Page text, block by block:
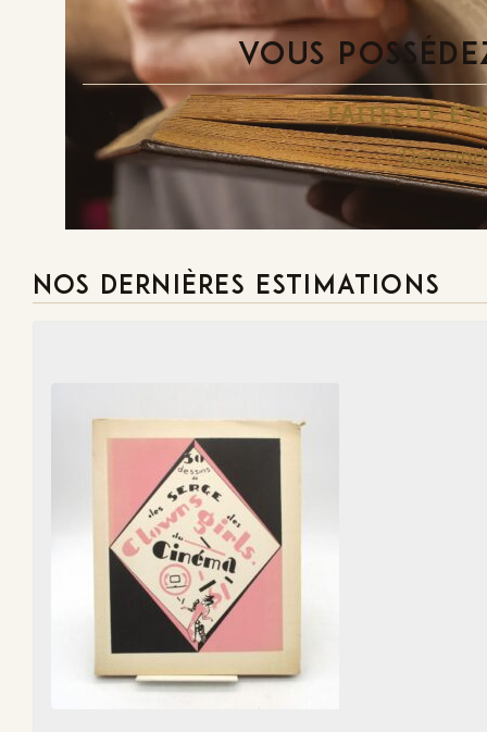
VOUS
FAITES-LE
NOS DERNIÈRES ESTIMATIONS